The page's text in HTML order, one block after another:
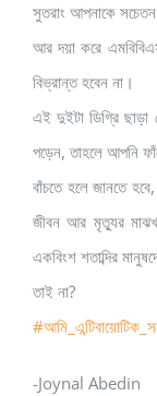
সুতরাং আপনাকে
আর দয়া করে
বিভ্রান্ত হবেন না।
এই দুইটা ডিগ্রি ছাড়া
পড়েন, তাহলে আপনি
বাঁচতে হলে জানতে
জীবন আর মৃত্যুর
একবিংশ শতাব্দির
তাই না?
-Joynal Abedin